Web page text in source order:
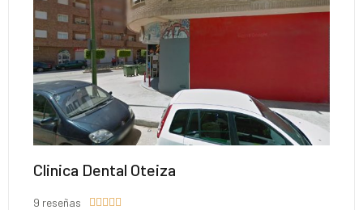
Clinica Dental Oteiza
9 reseñas     